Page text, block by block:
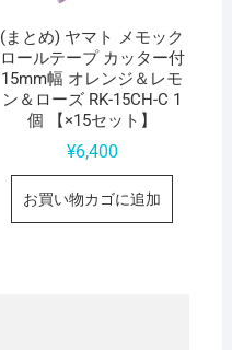
(まとめ) ヤマト メモック
ロールテープ カッター付
15mm幅 オレンジ＆レモ
ン＆ローズ RK-15CH-C 1
個 【×15セット】
¥6,400
お買い物カゴに追加